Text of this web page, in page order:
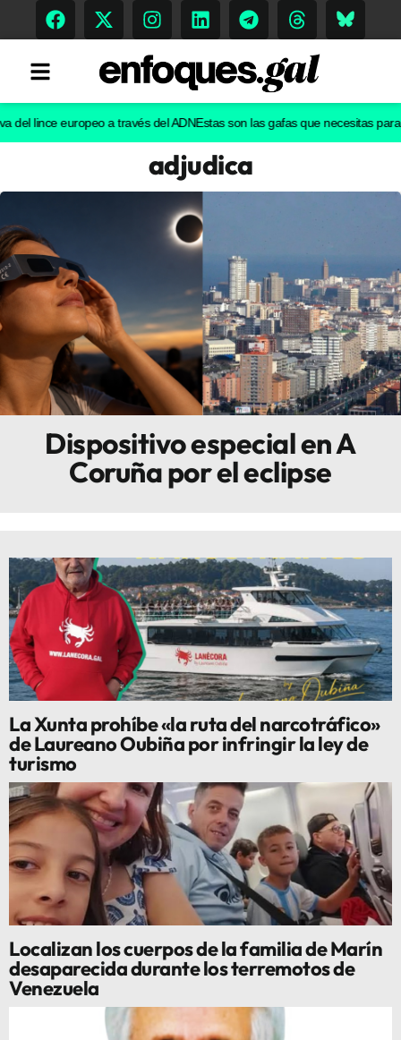
Gastronomía
Escenarios
Sostenibilidad
Innova
europeo a través del ADNEstas son las gafas que necesitas para ver
adjudica
Dispositivo especial en A
Coruña por el eclipse
La Xunta prohíbe «la ruta del narcotráfico»
de Laureano Oubiña por infringir la ley de
turismo
Localizan los cuerpos de la familia de Marín
desaparecida durante los terremotos de
Venezuela